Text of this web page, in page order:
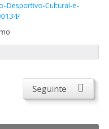
Desportivo-Cultural-e-
Seguinte